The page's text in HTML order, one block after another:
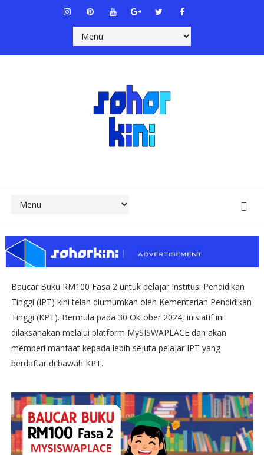
Baucar Buku RM100 Fasa 2 untuk pelajar Institusi Pendidikan
Tinggi (IPT) kini telah diumumkan oleh Kementerian Pendidikan
Tinggi (KPT). Bermula pada 30 Oktober 2024, inisiatif ini
dilaksanakan melalui platform MySISWAPLACE dan akan
memberi manfaat kepada lebih sejuta pelajar IPT yang
berdaftar di bawah KPT.